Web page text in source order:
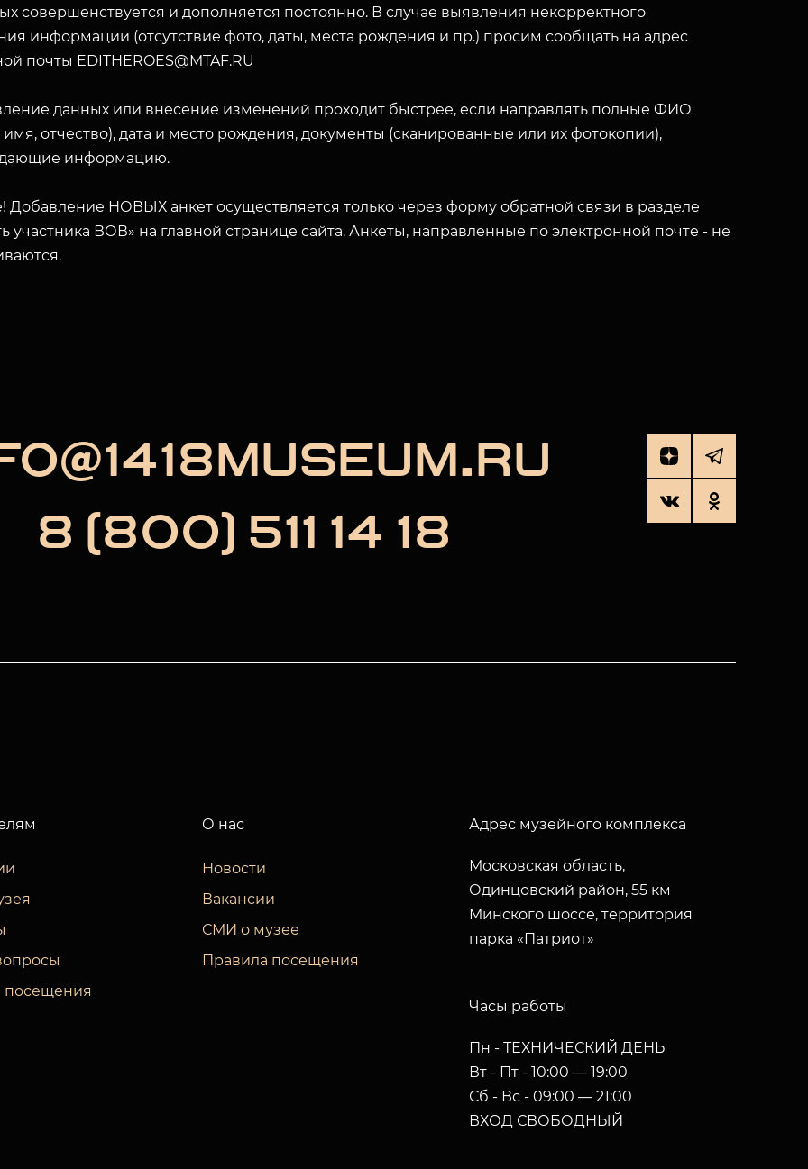
совершенствуется и дополняется постоянно. В случае выявления некорректного
информации (отсутствие фото, даты, места рождения и пр.) просим сообщать на адрес
почты EDITHEROES@MTAF.RU
данных или внесение изменений проходит быстрее, если направлять полные ФИО
отчество), дата и место рождения, документы (сканированные или их фотокопии),
информацию.
Добавление НОВЫХ анкет осуществляется только через форму обратной связи в разделе
участника ВОВ» на главной странице сайта. Анкеты, направленные по электронной почте - не
8 (800) 511 14 18
посещения
О нас
Новости
Вакансии
СМИ о музее
Правила посещения
Адрес музейного комплекса
Московская область,
Одинцовский район, 55 км
Минского шоссе, территория
парка «Патриот»
Часы работы
Пн - ТЕХНИЧЕСКИЙ ДЕНЬ
Вт - Пт - 10:00 — 19:00
Сб - Вс - 09:00 — 21:00
ВХОД СВОБОДНЫЙ